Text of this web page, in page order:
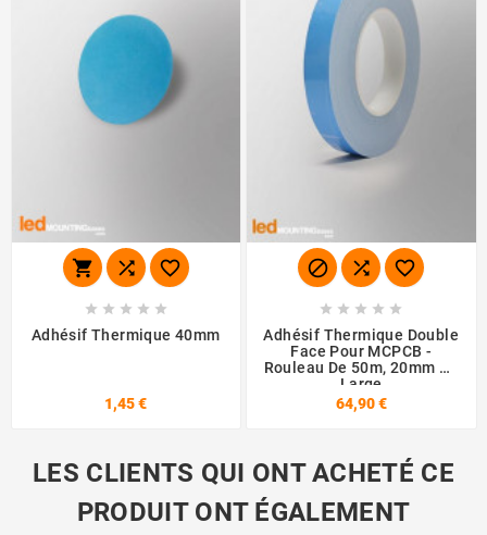
  
    
Adhésif Thermique 40mm
1,45 €
  
    
Adhésif Thermique Double
Face Pour MCPCB -
Rouleau De 50m, 20mm De
Large
64,90 €
LES CLIENTS QUI ONT ACHETÉ CE
PRODUIT ONT ÉGALEMENT